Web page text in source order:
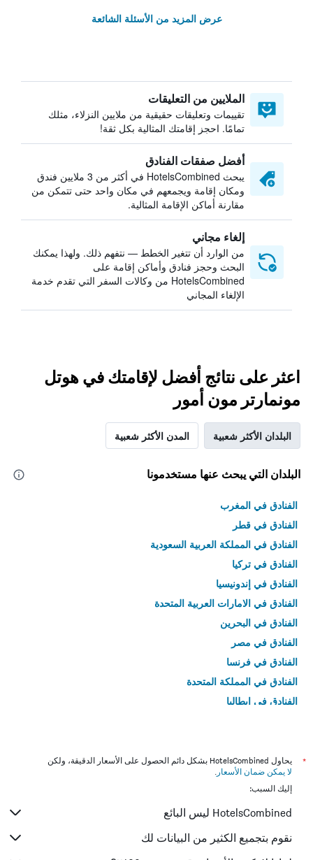
عرض المزيد من الأسئلة الشائعة
الملايين من التعليقات
تقييمات وتعليقات حقيقية من ملايين النزلاء، مثلك
تمامًا. احجز إقامتك المثالية بكل ثقة!
أفضل صفقات الفنادق
يبحث HotelsCombined في أكثر من 3 ملايين فندق
ومكان إقامة ويجمعهم في مكان واحد حتى تتمكن من
مقارنة أماكن الإقامة المثالية.
إلغاء مجاني
من الوارد أن تتغير الخطط — نتفهم ذلك. ولهذا يمكنك
البحث وحجز فنادق وأماكن إقامة على
HotelsCombined من وكالات السفر التي تقدم خدمة
الإلغاء المجاني
اعثر على نتائج أفضل لإقامتك في هوتل
مونمارتر مون أمور
البلدان الأكثر شعبية المدن الأكثر شعبية
البلدان التي يبحث عنها مستخدمونا
الفنادق في المغرب
الفنادق في قطر
الفنادق في المملكة العربية السعودية
الفنادق في تركيا
الفنادق في إندونيسيا
الفنادق في الامارات العربية المتحدة
الفنادق في البحرين
الفنادق في مصر
الفنادق في فرنسا
الفنادق في المملكة المتحدة
الفنادق في إيطاليا
*
يحاول HotelsCombined بشكل دائم الحصول على الأسعار الدقيقة، ولكن
لا يمكن ضمان الأسعار .
إليك السبب:
HotelsCombined ليس البائع
نقوم بتجميع الكثير من البيانات لك